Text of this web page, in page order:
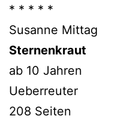
* * * * *
Susanne Mittag
Sternenkraut
ab 10 Jahren
Ueberreuter
208 Seiten